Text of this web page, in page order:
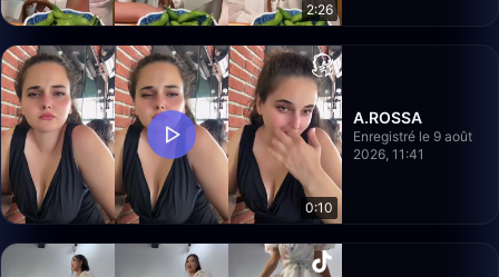
2:26
0:10
A.ROSSA
Enregistré le 9 août
2026, 11:41